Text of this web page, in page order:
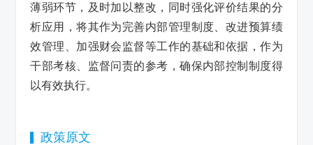
薄弱环节，及时加以整改，同时强化评价结果的分
析应用，将其作为完善内部管理制度、改进预算绩
效管理、加强财会监督等工作的基础和依据，作为
干部考核、监督问责的参考，确保内部控制制度得
以有效执行。
政策原文